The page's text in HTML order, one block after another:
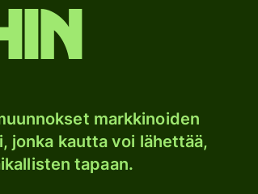
markkinoiden
jonka kautta voi lähettää,
tapaan.